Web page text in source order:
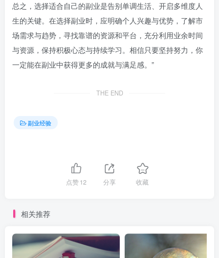
总之，选择适合自己的副业是告别单调生活、开启多维度人
生的关键。在选择副业时，应明确个人兴趣与优势，了解市
场需求与趋势，寻找靠谱的资源和平台，充分利用业余时间
与资源，保持积极心态与持续学习。相信只要坚持努力，你
一定能在副业中获得更多的成就与满足感。”
THE END
副业经验
点赞12 分享 收藏
相关推荐